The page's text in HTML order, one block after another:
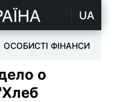
UA
ОСОБИСТІ ФІНАНСИ
о